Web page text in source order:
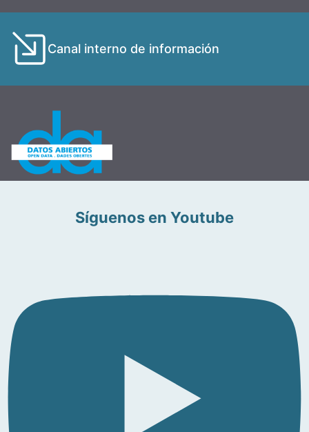
Canal interno de información
Síguenos en Youtube